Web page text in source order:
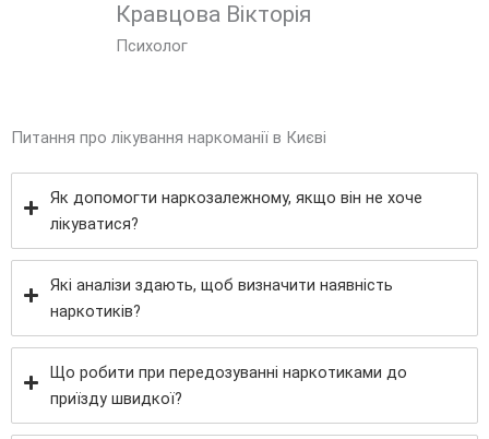
Кравцова Вікторія
Психолог
Питання про лікування наркоманії в Києві
Як допомогти наркозалежному, якщо він не хоче
лікуватися?
Які аналізи здають, щоб визначити наявність
наркотиків?
Що робити при передозуванні наркотиками до
приїзду швидкої?